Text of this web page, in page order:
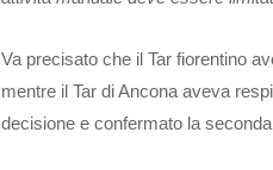
Va precisato che il Tar fiorentino
mentre il Tar di Ancona aveva
decisione e confermato la